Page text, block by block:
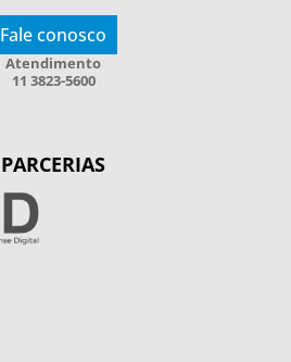
Fale conosco
Atendimento
11 3823-5600
PARCERIAS